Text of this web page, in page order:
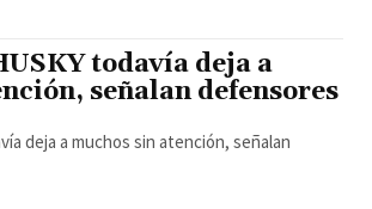
todavía deja a
señalan defensores
deja a muchos sin atención, señalan